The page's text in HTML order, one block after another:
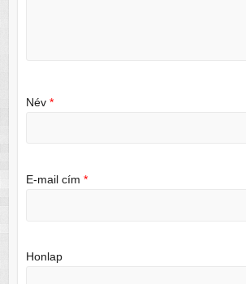
Név *
E-mail cím *
Honlap